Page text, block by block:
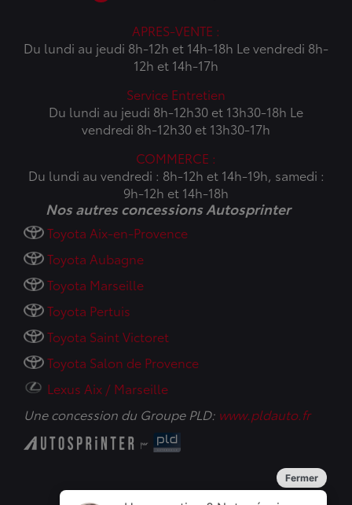
APRES-VENTE :
Du lundi au jeudi 8h-12h et 14h-18h Le vendredi 8h-
12h et 14h-17h
Service Entretien
Du lundi au jeudi 8h-12h30 et 13h30-18h Le
vendredi 8h-12h30 et 13h30-17h
COMMERCE :
Du lundi au vendredi : 8h-12h et 14h-19h, samedi :
9h-12h et 14h-18h
Nos autres concessions Autosprinter
Toyota Aix-en-Provence
Toyota Aubagne
Toyota Marseille
Toyota Pertuis
Toyota Saint Victoret
Toyota Salon de Provence
Lexus Aix / Marseille
Une concession du Groupe PLD: www.pldauto.fr